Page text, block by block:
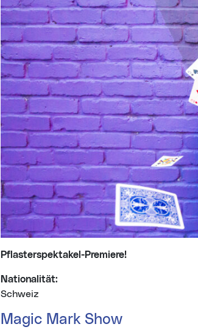
Pflasterspektakel-Premiere!
Nationalität:
Schweiz
Magic Mark Show